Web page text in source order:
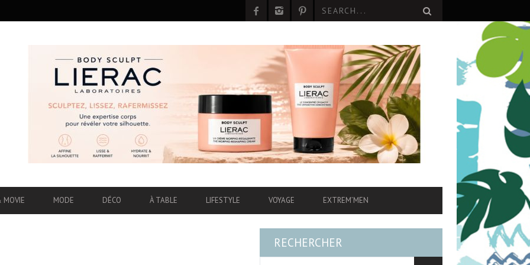
MOVIE MODE DÉCO À TABLE LIFESTYLE VOYAGE EXTREM’MEN
RECHERCHER